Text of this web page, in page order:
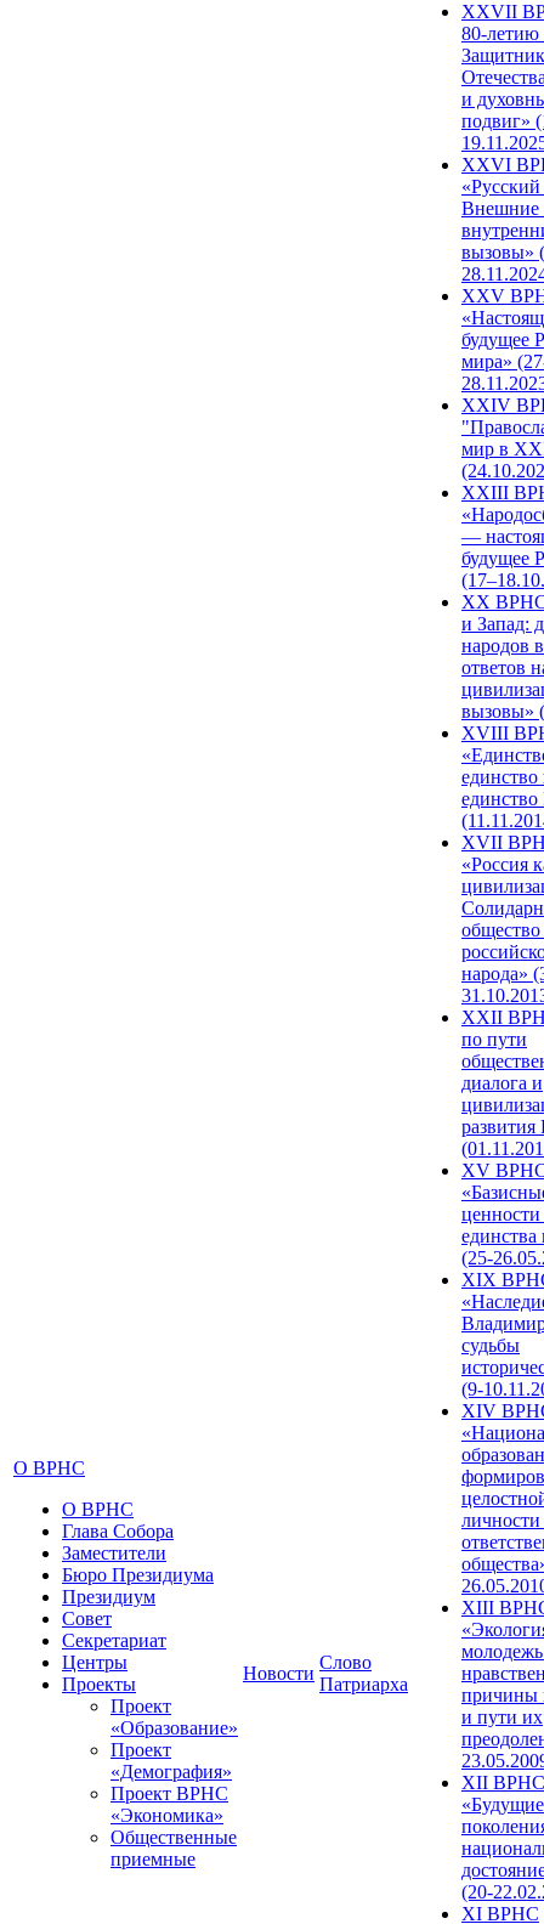
О ВРНС
О ВРНС
Глава Собора
Заместители
Бюро Президиума
Президиум
Совет
Секретариат
Центры
Проекты
Проект
«Образование»
Проект
«Демография»
Проект ВРНС
«Экономика»
Общественные
приемные
Новости
Слово
Патриарха
ХХVII
80-
и
подвиг»
XXVI
Внешние
вызовы»
XXV
будущее
мира»
XXIV
мир в
XXIII
—
будущее
XX ВРНС
и Запад:
народов
ответов
вызовы»
XVIII
единство
единство
XVII
«Россия
народа»
XXII
по пути
диалога и
развития
XV
единства
(25-
XIX
судьбы
(9-
XIV
XIII
причины
и пути их
XII ВРНС
«Будущие
(20-
XI ВРНС